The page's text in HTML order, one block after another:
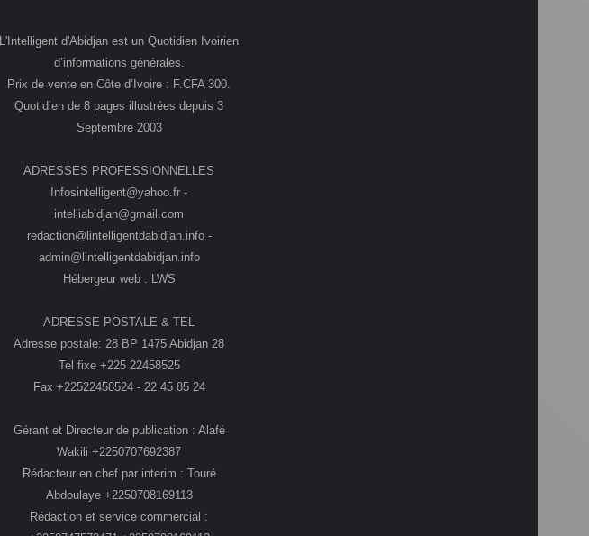
L'Intelligent d'Abidjan est un Quotidien Ivoirien
d’informations générales.
Prix de vente en Côte d’Ivoire : F.CFA 300.
Quotidien de 8 pages illustrées depuis 3
Septembre 2003
ADRESSES PROFESSIONNELLES
Infosintelligent@yahoo.fr -
intelliabidjan@gmail.com
redaction@lintelligentdabidjan.info -
admin@lintelligentdabidjan.info
Hébergeur web : LWS
ADRESSE POSTALE & TEL
Adresse postale: 28 BP 1475 Abidjan 28
Tel fixe +225 22458525
Fax +22522458524 - 22 45 85 24
Gérant et Directeur de publication : Alafé
Wakili +2250707692387
Rédacteur en chef par interim : Touré
Abdoulaye +2250708169113
Rédaction et service commercial :